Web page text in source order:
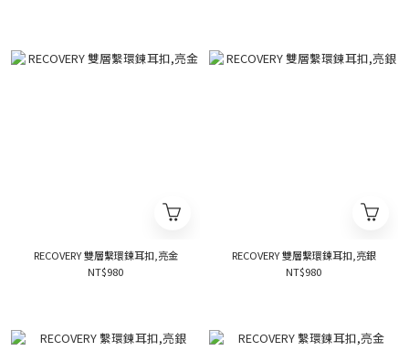
RECOVERY 雙層繫環鍊耳扣,亮金
NT$980
RECOVERY 雙層繫環鍊耳扣,亮銀
NT$980